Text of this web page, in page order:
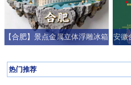
【合肥】景点金属立体浮雕冰箱 安徽
热门推荐